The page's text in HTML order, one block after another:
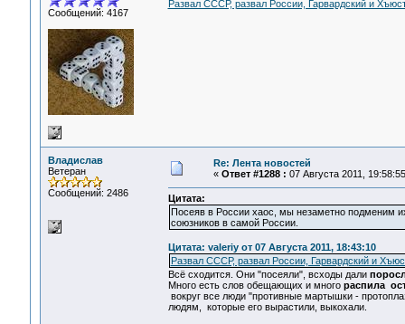
Сообщений: 4167
Развал СССР, развал России, Гарвардский и
Владислав
Ветеран
Сообщений: 2486
Re: Лента новостей
« Ответ #1288 : 07 Августа 2011,
Цитата:
Посеяв в России хаос, мы незаметно
союзников в самой России.
Цитата: valeriy от 07 Августа 2011, 18:43:10
Развал СССР, развал России, Гарвардский и
Всё сходится. Они "посеяли", всходы дали
Много есть слов обещающих и много распила
вокруг все люди "противные мартышки -
людям, которые его вырастили, выкохали.